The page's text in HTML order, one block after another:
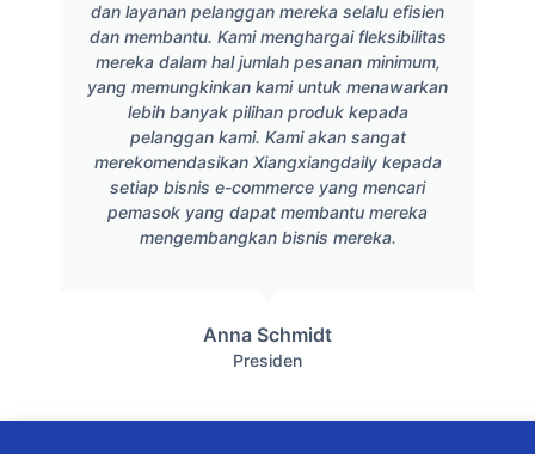
dan layanan pelanggan mereka selalu efisien
dan membantu. Kami menghargai fleksibilitas
mereka dalam hal jumlah pesanan minimum,
yang memungkinkan kami untuk menawarkan
lebih banyak pilihan produk kepada
pelanggan kami. Kami akan sangat
merekomendasikan Xiangxiangdaily kepada
setiap bisnis e-commerce yang mencari
pemasok yang dapat membantu mereka
mengembangkan bisnis mereka.
Anna Schmidt
Presiden